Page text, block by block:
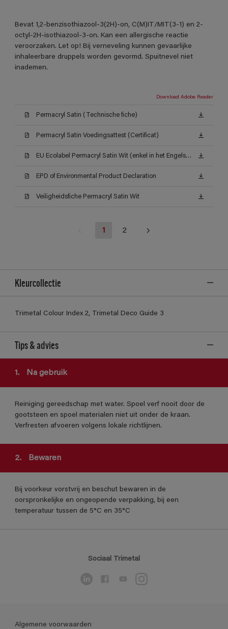
Bevat 1,2-benzisothiazool-3(2H)-on, C(M)IT/MIT(3-1) en 2-
octyl-2H-isothiazool-3-on. Kan een allergische reactie
veroorzaken. Let op! Bij verneveling kunnen gevaarlijke
inhaleerbare druppels worden gevormd. Spuitnevel niet
inademen.
Download Adobe Reader
Permacryl Satin (Technische fiche)
Permacryl Satin Voedingsattest (Certificat)
EU Ecolabel Permacryl Satin Wit (enkel in het Engels beschikbaar)
EPD of Environmental Product Declaration
Veiligheidsfiche Permacryl Satin Wit
1 2
Kleurcollectie
Trimetal Colour Index 2, Trimetal Deco Guide 3
Tips & advies
1. Na gebruik
Reiniging gereedschap met water. Spoel verf nooit door de
gootsteen en spoel materialen niet uit onder de kraan.
Verfresten afvoeren volgens lokale richtlijnen.
2. Bewaren
Bij voorkeur vorstvrij en beschut bewaren in de
oorspronkelijke en ongeopende verpakking, bij een
temperatuur tussen de 5°C en 35°C
Sociaal Trimetal
Algemene voorwaarden